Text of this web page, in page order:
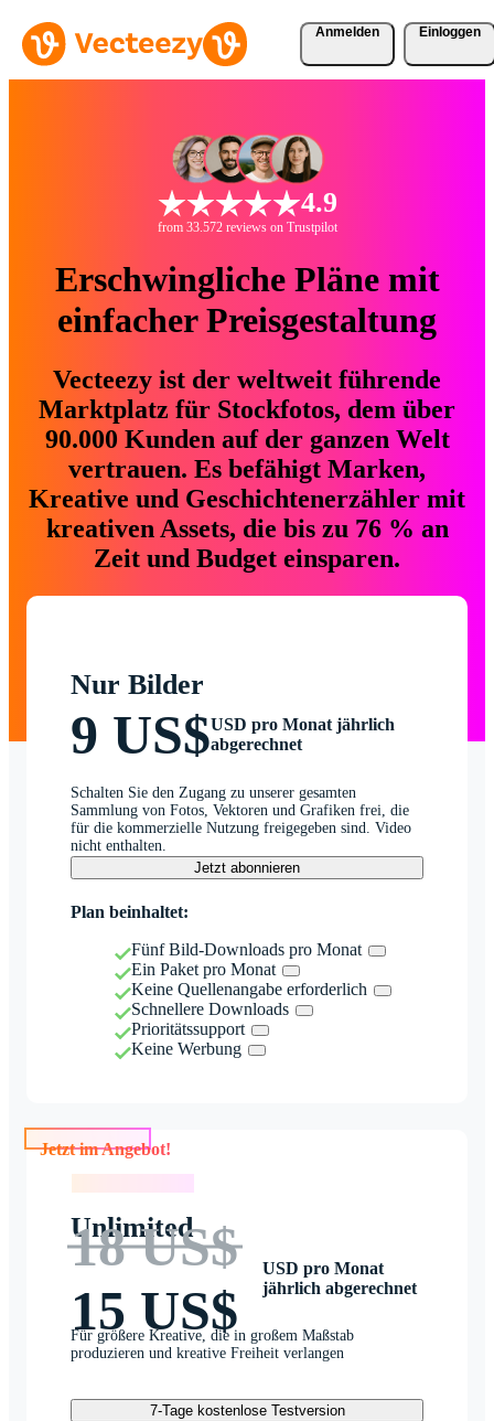
Anmelden Einloggen
4.9
from 33.572 reviews on Trustpilot
Erschwingliche Pläne mit
einfacher Preisgestaltung
Vecteezy ist der weltweit führende
Marktplatz für Stockfotos, dem über
90.000 Kunden auf der ganzen Welt
vertrauen. Es befähigt Marken,
Kreative und Geschichtenerzähler mit
kreativen Assets, die bis zu 76 % an
Zeit und Budget einsparen.
Nur Bilder
9 US$USD pro Monat jährlich
abgerechnet
Schalten Sie den Zugang zu unserer gesamten
Sammlung von Fotos, Vektoren und Grafiken frei, die
für die kommerzielle Nutzung freigegeben sind. Video
nicht enthalten.
Jetzt abonnieren
Plan beinhaltet:
Fünf Bild-Downloads pro Monat
Ein Paket pro Monat
Keine Quellenangabe erforderlich
Schnellere Downloads
Prioritätssupport
Keine Werbung
Jetzt im Angebot!
Unlimited
18 US$
15 US$
USD pro Monat
jährlich abgerechnet
Für größere Kreative, die in großem Maßstab
produzieren und kreative Freiheit verlangen
7-Tage kostenlose Testversion